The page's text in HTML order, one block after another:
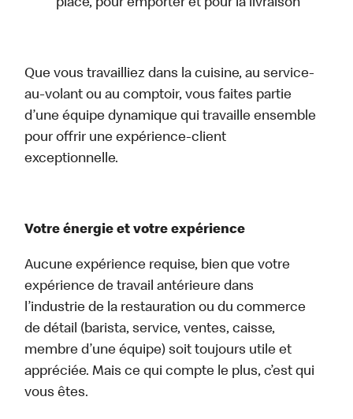
place, pour emporter et pour la livraison
Que vous travailliez dans la cuisine, au service-
au-volant ou au comptoir, vous faites partie
d’une équipe dynamique qui travaille ensemble
pour offrir une expérience-client
exceptionnelle.
Votre énergie et votre expérience
Aucune expérience requise, bien que votre
expérience de travail antérieure dans
l’industrie de la restauration ou du commerce
de détail (barista, service, ventes, caisse,
membre d’une équipe) soit toujours utile et
appréciée. Mais ce qui compte le plus, c’est qui
vous êtes.